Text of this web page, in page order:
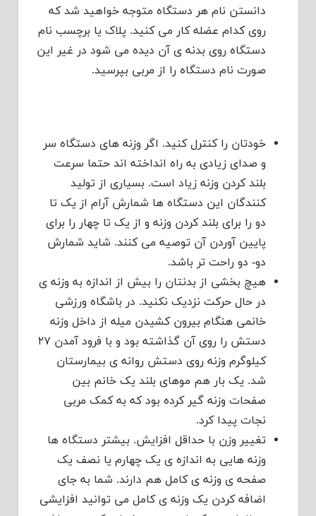
دانستن نام هر دستگاه متوجه خواهید شد که
روی کدام عضله کار می کنید. پلاک یا برچسب نام
دستگاه روی بدنه ی آن دیده می شود در غیر این
صورت نام دستگاه را از مربی بپرسید.
خودتان را کنترل کنید. اگر وزنه های دستگاه سر
و صدای زیادی به راه انداخته اند حتما سرعت
بلند کردن وزنه زیاد است. بسیاری از تولید
کنندگان این دستگاه ها شمارش آرام از یک تا
دو را برای بلند کردن وزنه و از یک تا چهار را برای
پایین آوردن آن توصیه می کنند. شاید شمارش
دو- دو راحت تر باشد.
هیچ بخشی از بدنتان را بیش از اندازه به وزنه ی
در حال حرکت نزدیک نکنید. در باشگاه ورزشی
خانمی هنگام بیرون کشیدن میله از داخل وزنه
دستش را روی آن گذاشته بود و با فرود آمدن ۲۷
کیلوگرم وزنه روی دستش روانه ی بیمارستان
شد. یک بار هم موهای بلند یک خانم بین
صفحات وزنه گیر کرده بود که به کمک مربی
نجات پیدا کرد.
تغییر وزن با حداقل افزایش. بیشتر دستگاه ها
وزنه هایی به اندازه ی یک چهارم یا نصف یک
صفحه ی وزنه ی کامل هم دارند. شما به جای
اضافه کردن یک وزنه ی کامل می توانید افزایشی